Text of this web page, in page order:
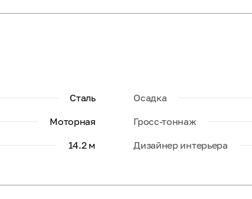
Сталь
Моторная
14.2 м
Осадка
Гросс-тоннаж
Дизайнер интерьера